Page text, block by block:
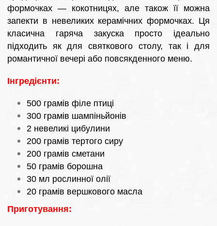
формочках — кокотницях, але також її можна
запекти в невеликих керамічних формочках. Ця
класична гаряча закуска просто ідеально
підходить як для святкового столу, так і для
романтичної вечері або повсякденного меню.
Інгредієнти:
500 грамів філе птиці
300 грамів шампіньйонів
2 невеликі цибулини
200 грамів тертого сиру
200 грамів сметани
50 грамів борошна
30 мл рослинної олії
20 грамів вершкового масла
Приготування: